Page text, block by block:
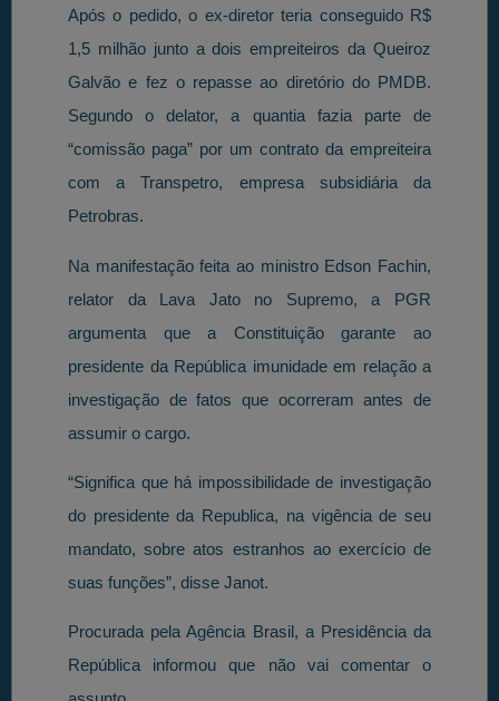
Após o pedido, o ex-diretor teria conseguido R$
1,5 milhão junto a dois empreiteiros da Queiroz
Galvão e fez o repasse ao diretório do PMDB.
Segundo o delator, a quantia fazia parte de
“comissão paga” por um contrato da empreiteira
com a Transpetro, empresa subsidiária da
Petrobras.
Na manifestação feita ao ministro Edson Fachin,
relator da Lava Jato no Supremo, a PGR
argumenta que a Constituição garante ao
presidente da República imunidade em relação a
investigação de fatos que ocorreram antes de
assumir o cargo.
“Significa que há impossibilidade de investigação
do presidente da Republica, na vigência de seu
mandato, sobre atos estranhos ao exercício de
suas funções”, disse Janot.
Procurada pela Agência Brasil, a Presidência da
República informou que não vai comentar o